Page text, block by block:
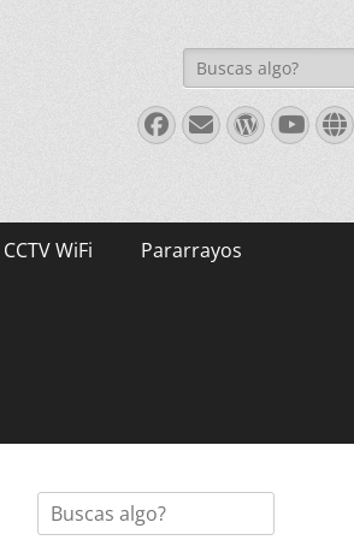
Buscar:
Facebook
Correo
CCTV WiFi Pararrayos
Buscar: